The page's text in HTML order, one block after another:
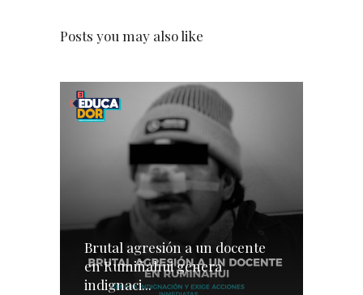
Posts you may also like
Brutal agresión a un docente
en Rumiñahui genera
indignaci...